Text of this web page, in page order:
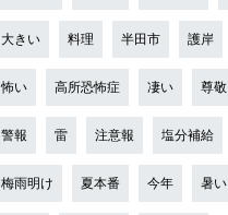
大きい 料理 半田市 護岸
怖い 高所恐怖症 凄い 尊敬
警報 雷 注意報 塩分補給
梅雨明け 夏本番 今年 暑い